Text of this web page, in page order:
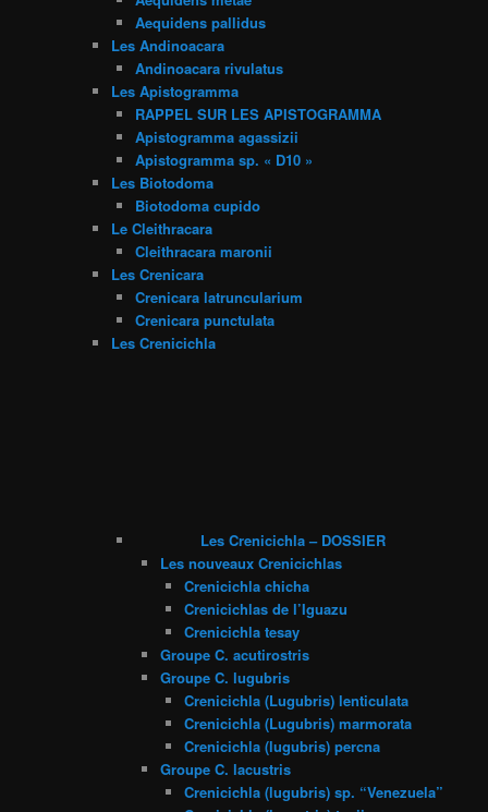
Aequidens pallidus
Les Andinoacara
Andinoacara rivulatus
Les Apistogramma
RAPPEL SUR LES APISTOGRAMMA
Apistogramma agassizii
Apistogramma sp. « D10 »
Les Biotodoma
Biotodoma cupido
Le Cleithracara
Cleithracara maronii
Les Crenicara
Crenicara latruncularium
Crenicara punctulata
Les Crenicichla
Les Crenicichla – DOSSIER
Les nouveaux Crenicichlas
Crenicichla chicha
Crenicichlas de l’Iguazu
Crenicichla tesay
Groupe C. acutirostris
Groupe C. lugubris
Crenicichla (Lugubris) lenticulata
Crenicichla (Lugubris) marmorata
Crenicichla (lugubris) percna
Groupe C. lacustris
Crenicichla (lugubris) sp. “Venezuela”